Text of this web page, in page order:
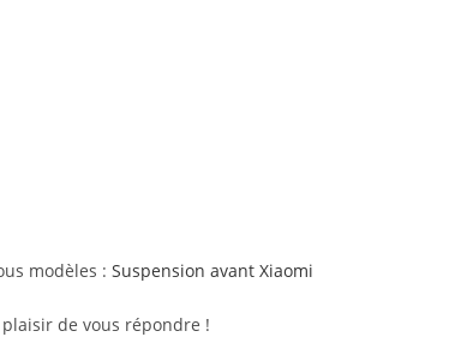
modèles : Suspension avant Xiaomi
de vous répondre !